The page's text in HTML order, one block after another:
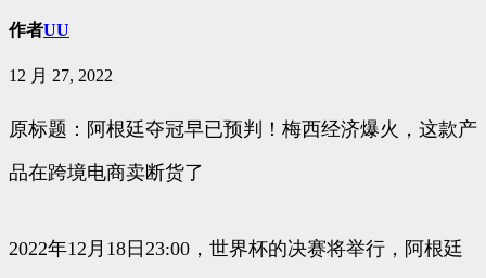
作者UU
12 月 27, 2022
原标题：阿根廷夺冠早已预判！梅西经济爆火，这款产
品在跨境电商卖断货了
2022年12月18日23:00，世界杯的决赛将举行，阿根廷